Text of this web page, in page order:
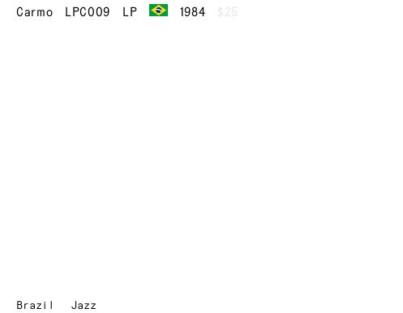
Carmo LPC009 LP 1984 $25
Brazil Jazz